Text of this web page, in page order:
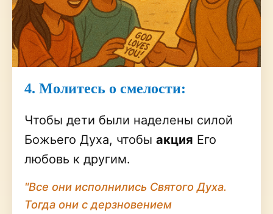
4. Молитесь о смелости:
Чтобы дети были наделены силой
Божьего Духа, чтобы акция Его
любовь к другим.
"Все они исполнились Святого Духа.
Тогда они с дерзновением